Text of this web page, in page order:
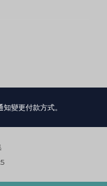
變更付款方式。